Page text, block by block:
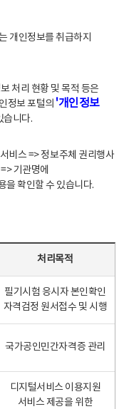
개인정보를 취급하지
처리 현황 및 목적 등은
정보 포털의 '개인정보
습니다.
스 => 정보주체 권리행사
기관명에
을 확인할 수 있습니다.
처리목적
필기시험 응시자 본인확인
자격검정 원서접수 및 시행
국가공인민간자격증 관리
디지털서비스 이용지원
서비스 제공을 위한